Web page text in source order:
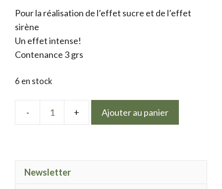
Pour la réalisation de l’effet sucre et de l’effet
sirène
Un effet intense!
Contenance 3 grs
6 en stock
quantité
Spark
Ajouter au panier
Newsletter